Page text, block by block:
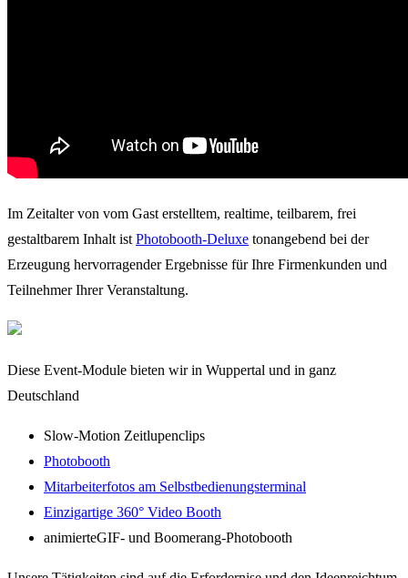
Im Zeitalter von vom Gast erstelltem, realtime, teilbarem, frei
gestaltbarem Inhalt ist Photobooth-Deluxe tonangebend bei der
Erzeugung hervorragender Ergebnisse für Ihre Firmenkunden und
Teilnehmer Ihrer Veranstaltung.
Diese Event-Module bieten wir in Wuppertal und in ganz
Deutschland
Slow-Motion Zeitlupenclips
Photobooth
Mitarbeiterfotos am Selbstbedienungsterminal
Einzigartige 360° Video Booth
animierteGIF- und Boomerang-Photobooth